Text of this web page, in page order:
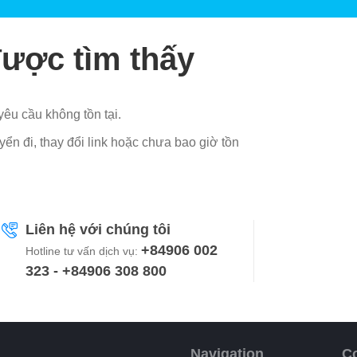
tìm thấy
cầu không tồn tại.
đi, thay đổi link hoặc chưa bao giờ tồn
Liên hệ với chúng tôi
Hotline tư vấn dịch vụ: +84906 002
323 - +84906 308 800
Navigation